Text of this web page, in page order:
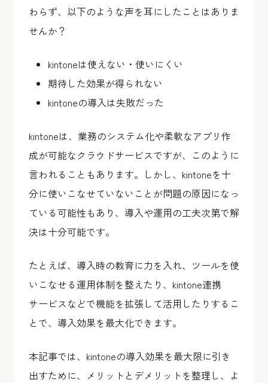
わらず、以下のような声を耳にしたことはありま
せんか？
kintoneは使えない・使いにくい
期待した効果が得られない
kintoneの導入は失敗だった
kintoneは、業務のシステム化や柔軟なアプリ作
成が可能なクラウドサービスですが、このように
言われることもあります。しかし、kintoneを十
分に使いこなせていないことが問題の原因になっ
ている可能性もあり、導入や運用の工夫次第で解
決は十分可能です。
たとえば、導入時の教育に力を入れ、ツールを使
いこなせる運用体制を整えたり、kintone連携
サービスなどで機能を拡張して活用したりするこ
とで、導入効果を最大化できます。
本記事では、kintoneの導入効果を最大限に引き
出すために、メリットとデメリットを整理し、よ